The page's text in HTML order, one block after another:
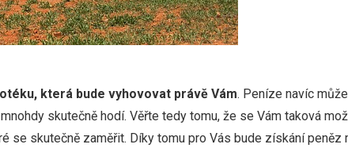
která bude vyhovovat právě Vám. Peníze navíc
skutečně hodí. Věřte tedy tomu, že se Vám taková
se skutečně zaměřit. Díky tomu pro Vás bude získání